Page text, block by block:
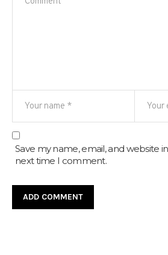
Save my name, email, and website
next time I comment.